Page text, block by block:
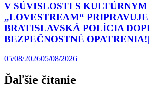
V SÚVISLOSTI S
„LOVESTREAM“ PRIPRAVUJE
BRATISLAVSKÁ POLÍCIA
BEZPEČNOSTNÉ
05/08/202605/08/2026
Ďaľšie čítanie